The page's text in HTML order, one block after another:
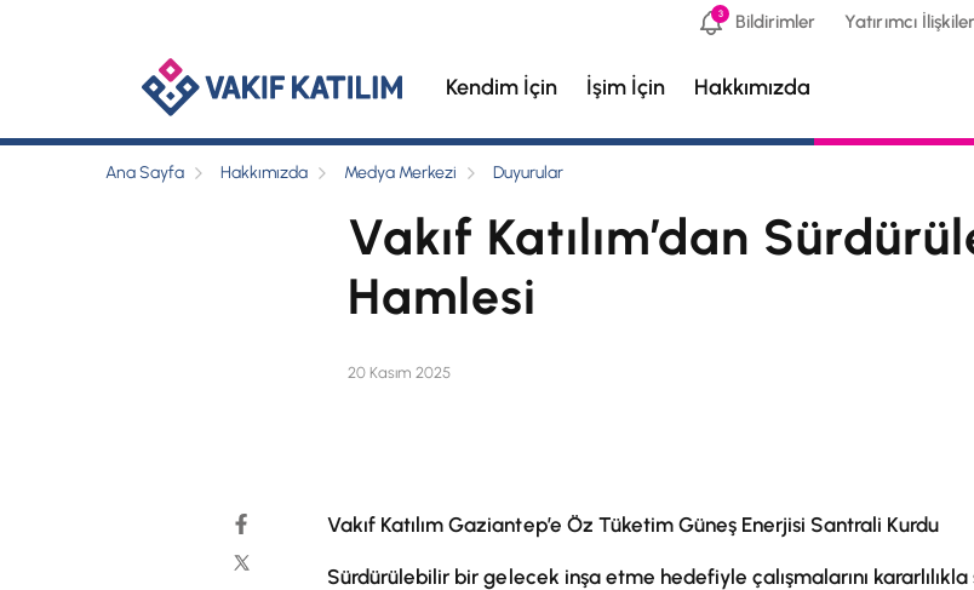
3 Bildirimler Yatırımcı
Kendim İçin İşim İçin Hakkımızda
Ana Sayfa Hakkımızda Medya Merkezi Duyurular
Vakıf Katılım’dan
Hamlesi
20 Kasım 2025
Vakıf Katılım Gaziantep’e Öz Tüketim Güneş Enerjisi Santrali Kurdu
Sürdürülebilir bir gelecek inşa etme hedefiyle çalışmalarını kararlılıkla